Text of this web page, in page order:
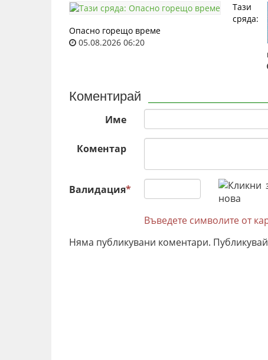
Тази
сряда:
Опасно горещо време
05.08.2026 06:20
Коментирай
Име
Коментар
Валидация*
Въведете символите от
Няма публикувани коментари.